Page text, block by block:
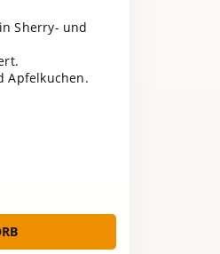
Sherry- und
Apfelkuchen.